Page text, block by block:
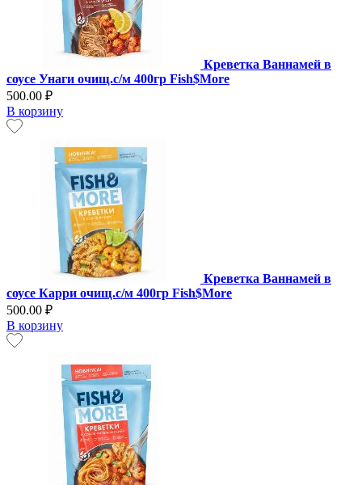
Креветка Ваннамей в
соусе Унаги очищ.с/м 400гр Fish$More
500.00 ₽
В корзину
Креветка Ваннамей в
соусе Карри очищ.с/м 400гр Fish$More
500.00 ₽
В корзину